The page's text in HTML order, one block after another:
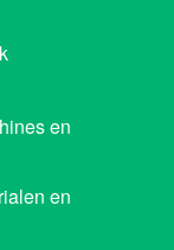
en
en